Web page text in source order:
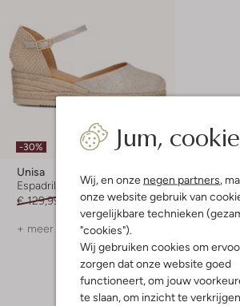
Jum,
Wij, en onze negen partners,
onze website gebruik van
vergelijkbare technieken
"cookies").
Wij gebruiken cookies om
zorgen dat onze website goed
functioneert, om jouw
te slaan, om inzicht te
-30%
Unisa
Espadrilles
€ 129,99
€ 90,99
+ meer kleuren